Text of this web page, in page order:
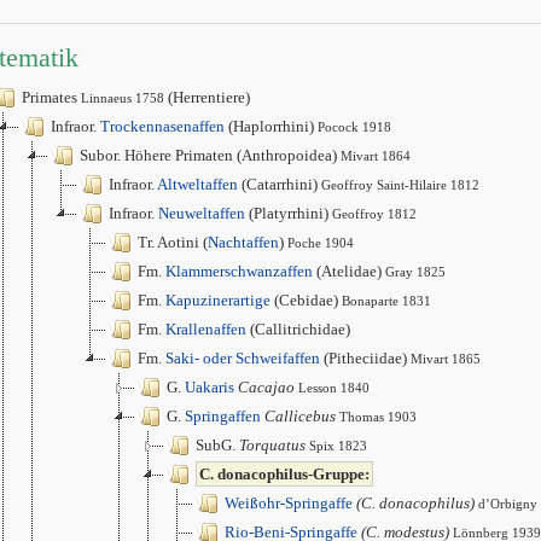
Primates Linnaeus 1758 (Herrentiere)
Infraor. Trockennasenaffen (Haplorrhini) Pocock 1918
Subor. Höhere Primaten (Anthropoidea) Mivart 1864
Infraor.Altweltaffen (Catarrhini) Geoffroy Saint-Hilaire 1812
Infraor. Neuweltaffen (Platyrrhini) Geoffroy 1812
Tr. Aotini (Nachtaffen) Poche 1904
Fm. Klammerschwanzaffen (Atelidae) Gray 1825
Fm. Kapuzinerartige (Cebidae) Bonaparte 1831
Fm. Krallenaffen (Callitrichidae)
Fm. Saki- oder Schweifaffen (Pitheciidae) Mivart 1865
G. Uakaris Cacajao Lesson 1840
G. Springaffen Callicebus Thomas 1903
SubG. Torquatus Spix 1823
C. donacophilus-Gruppe:
Weißohr-Springaffe (C. donacophilus) d’Orbigny
Rio-Beni-Springaffe (C. modestus) Lönnberg 1939